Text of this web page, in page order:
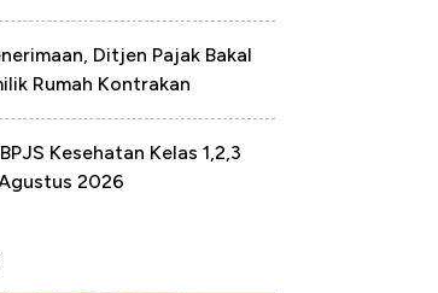
Ditjen Pajak Bakal
Rumah Kontrakan
Kesehatan Kelas 1,2,3
2026